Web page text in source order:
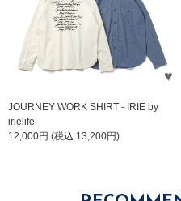
JOURNEY WORK SHIRT - IRIE by
irielife
12,000円 (税込 13,200円)